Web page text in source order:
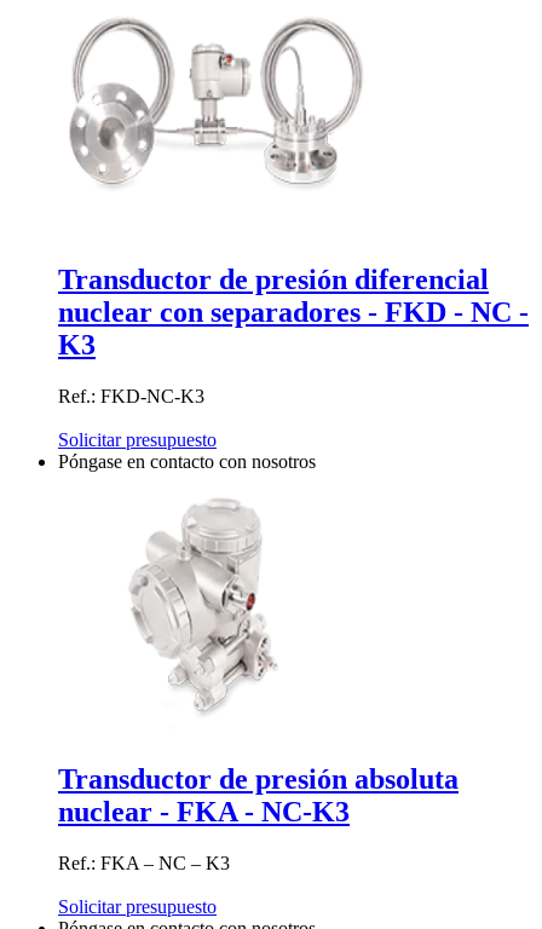
Transductor de presión diferencial
nuclear con separadores - FKD - NC -
K3
Ref.: FKD-NC-K3
Solicitar presupuesto
Póngase en contacto con nosotros
Transductor de presión absoluta
nuclear - FKA - NC-K3
Ref.: FKA – NC – K3
Solicitar presupuesto